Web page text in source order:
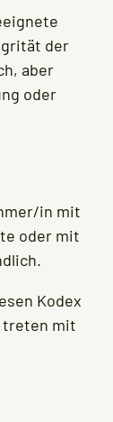
der
aber
oder
in mit
oder mit
Kodex
treten mit